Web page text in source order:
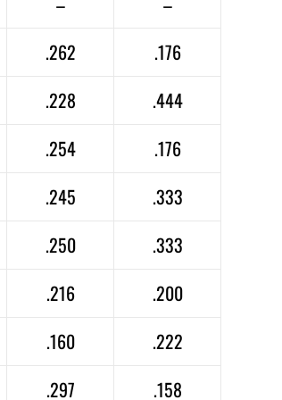
.262 .176
.228 .444
.254 .176
.245 .333
.250 .333
.216 .200
.160 .222
.297 .158